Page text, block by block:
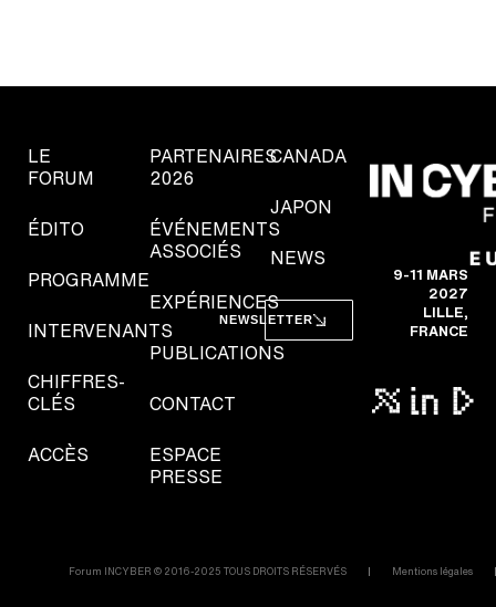
LE
FORUM
ÉDITO
PROGRAMME
INTERVENANTS
CHIFFRES-
CLÉS
ACCÈS
PARTENAIRES
2026
ÉVÉNEMENTS
ASSOCIÉS
EXPÉRIENCES
PUBLICATIONS
CONTACT
ESPACE
PRESSE
CANADA
JAPON
NEWS
NEWSLETTER
9-11 MARS
2027
LILLE,
FRANCE
Forum INCYBER © 2016-2025 TOUS DROITS RÉSERVÉS Mentions légales